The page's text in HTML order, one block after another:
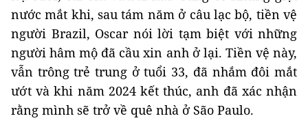
nước mắt khi, sau tám năm ở câu lạc bộ, tiền vệ
người Brazil, Oscar nói lời tạm biệt với những
người hâm mộ đã cầu xin anh ở lại. Tiền vệ này,
vẫn trông trẻ trung ở tuổi 33, đã nhắm đôi mắt
ướt và khi năm 2024 kết thúc, anh đã xác nhận
rằng mình sẽ trở về quê nhà ở São Paulo.